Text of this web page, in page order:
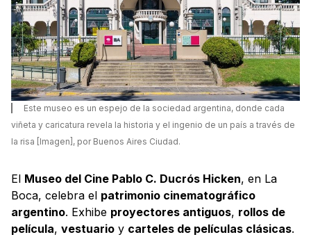
Este museo es un espejo de la sociedad argentina, donde cada
viñeta y caricatura revela la historia y el ingenio de un país a través de
la risa [Imagen], por Buenos Aires Ciudad.
El Museo del Cine Pablo C. Ducrós Hicken, en La
Boca, celebra el patrimonio cinematográfico
argentino. Exhibe proyectores antiguos, rollos de
película, vestuario y carteles de películas clásicas.